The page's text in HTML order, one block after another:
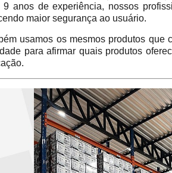
anos de experiência, nossos
maior segurança ao usuário.
usamos os mesmos produtos que
para afirmar quais produtos